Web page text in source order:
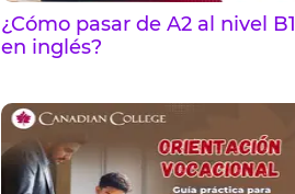
¿Cómo pasar de A2 al nivel B1
en inglés?